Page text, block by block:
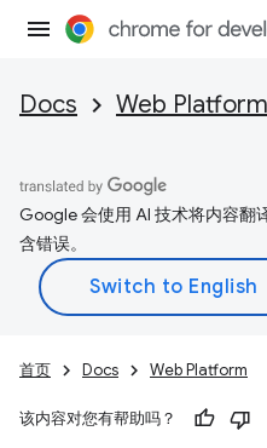
Docs Web Platform
Google 会使用 AI 技术将内容翻
含错误。
首页 Docs Web Platform
该内容对您有帮助吗？